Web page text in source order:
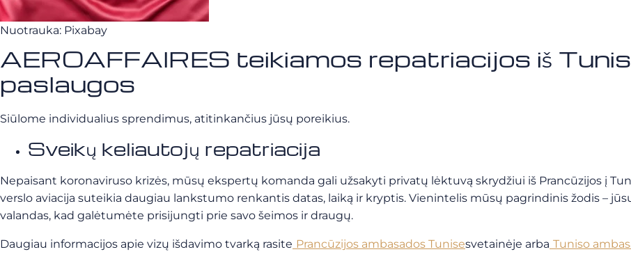
Nuotrauka: Pixabay
AEROAFFAIRES teikiamos repatriacijos iš
paslaugos
Siūlome individualius sprendimus, atitinkančius jūsų poreikius.
Sveikų keliautojų repatriacija
Nepaisant koronaviruso krizės, mūsų ekspertų komanda gali užsakyti privatų lėktuvą skrydžiui iš Prancūzijos į
verslo aviacija suteikia daugiau lankstumo renkantis datas, laiką ir kryptis. Vienintelis mūsų pagrindinis žodis –
valandas, kad galėtumėte prisijungti prie savo šeimos ir draugų.
Daugiau informacijos apie vizų išdavimo tvarką rasite Prancūzijos ambasados Tunisesvetainėje arba Tuniso